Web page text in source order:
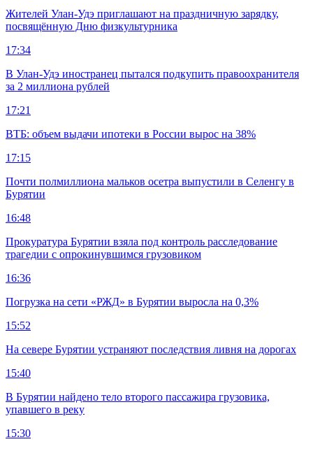
Жителей Улан-Удэ приглашают на праздничную зарядку,
посвящённую Дню физкультурника
17:34
В Улан-Удэ иностранец пытался подкупить правоохранителя
за 2 миллиона рублей
17:21
ВТБ: объем выдачи ипотеки в России вырос на 38%
17:15
Почти полмиллиона мальков осетра выпустили в Селенгу в
Бурятии
16:48
Прокуратура Бурятии взяла под контроль расследование
трагедии с опрокинувшимся грузовиком
16:36
Погрузка на сети «РЖД» в Бурятии выросла на 0,3%
15:52
На севере Бурятии устраняют последствия ливня на дорогах
15:40
В Бурятии найдено тело второго пассажира грузовика,
упавшего в реку
15:30